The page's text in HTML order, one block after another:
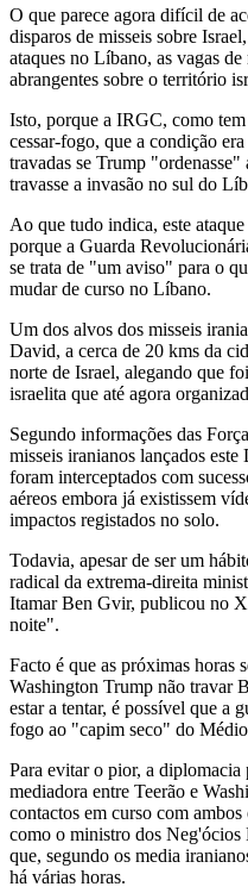
O que parece agora difícil de
disparos de misseis sobre
ataques no Líbano, as vagas
abrangentes sobre o território
Isto, porque a IRGC, como tem
cessar-fogo, que a condição
travadas se Trump
travasse a invasão no sul do
Ao que tudo indica, este
porque a Guarda
se trata de "um aviso" para o
mudar de curso no Líbano.
Um dos alvos dos misseis
David, a cerca de 20 kms da
norte de Israel, alegando que
israelita que até agora
Segundo informações das
misseis iranianos lançados
foram interceptados com
aéreos embora já existissem
impactos registados no solo.
Todavia, apesar de ser um
radical da extrema-direita
Itamar Ben Gvir, publicou no
noite".
Facto é que as próximas horas
Washington Trump não travar
estar a tentar, é possível que a
fogo ao "capim seco" do
Para evitar o pior, a diplomacia
mediadora entre Teerão e
contactos em curso com
como o ministro dos
que, segundo os media
há várias horas.